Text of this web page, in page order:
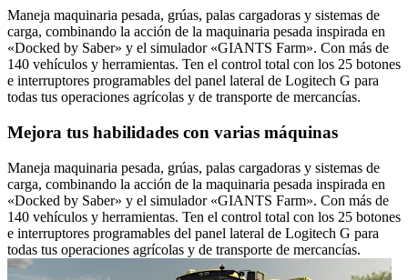
Maneja maquinaria pesada, grúas, palas cargadoras y sistemas de
carga, combinando la acción de la maquinaria pesada inspirada en
«Docked by Saber» y el simulador «GIANTS Farm». Con más de
140 vehículos y herramientas. Ten el control total con los 25 botones
e interruptores programables del panel lateral de Logitech G para
todas tus operaciones agrícolas y de transporte de mercancías.
Mejora tus habilidades con varias máquinas
Maneja maquinaria pesada, grúas, palas cargadoras y sistemas de
carga, combinando la acción de la maquinaria pesada inspirada en
«Docked by Saber» y el simulador «GIANTS Farm». Con más de
140 vehículos y herramientas. Ten el control total con los 25 botones
e interruptores programables del panel lateral de Logitech G para
todas tus operaciones agrícolas y de transporte de mercancías.